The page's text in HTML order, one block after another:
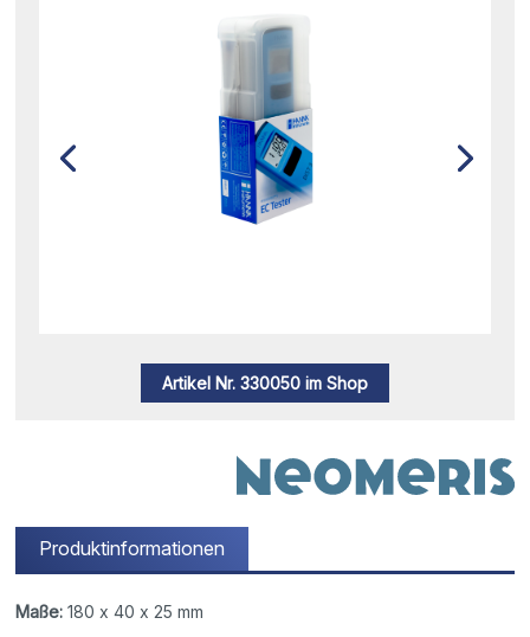
Artikel Nr. 330050 im Shop
Produktinformationen
Maße: 180 x 40 x 25 mm